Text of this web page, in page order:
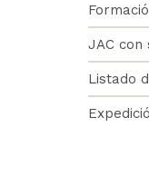
JAC con
Listado